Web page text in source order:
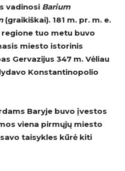
vadinosi Barium
(graikiškai). 181 m. pr. m. e.
tuo metu buvo
miesto istorinis
Gervazijus 347 m. Vėliau
Konstantinopolio
Baryje buvo įvestos
viena pirmųjų miesto
taisykles kūrė kiti